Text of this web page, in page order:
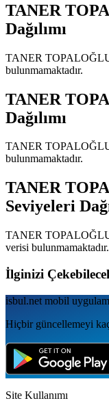
TANER
Dağılımı
TANER
bulunmamaktadır.
TANER
Dağılımı
TANER
bulunmamaktadır.
TANER
Seviyeleri
TANER
verisi bulunmamaktadır.
İlginizi
isbul.net mobil
Hiçbir güncellemeyi
Site Kullanımı